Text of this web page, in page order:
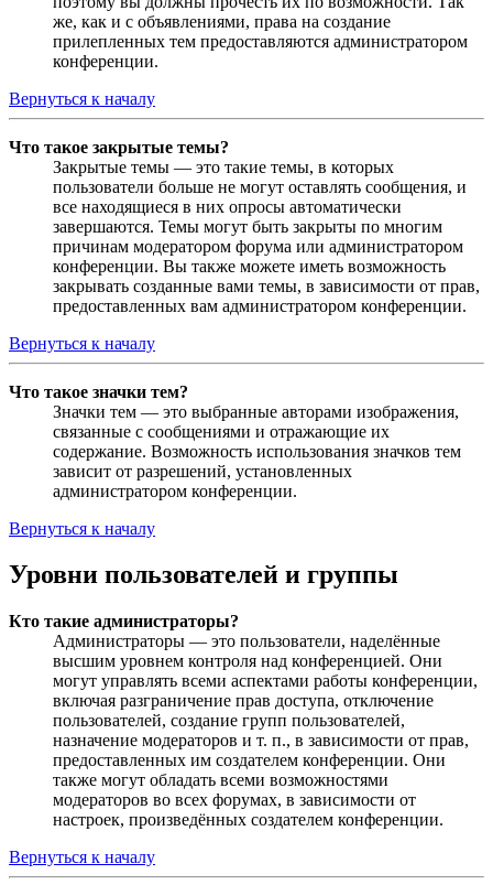
же, как и с объявлениями, права на создание
прилепленных тем предоставляются администратором
конференции.
Вернуться к началу
Что такое закрытые темы?
Закрытые темы — это такие темы, в которых
пользователи больше не могут оставлять сообщения, и
все находящиеся в них опросы автоматически
завершаются. Темы могут быть закрыты по многим
причинам модератором форума или администратором
конференции. Вы также можете иметь возможность
закрывать созданные вами темы, в зависимости от прав,
предоставленных вам администратором конференции.
Вернуться к началу
Что такое значки тем?
Значки тем — это выбранные авторами изображения,
связанные с сообщениями и отражающие их
содержание. Возможность использования значков тем
зависит от разрешений, установленных
администратором конференции.
Вернуться к началу
Уровни пользователей и группы
Кто такие администраторы?
Администраторы — это пользователи, наделённые
высшим уровнем контроля над конференцией. Они
могут управлять всеми аспектами работы конференции,
включая разграничение прав доступа, отключение
пользователей, создание групп пользователей,
назначение модераторов и т. п., в зависимости от прав,
предоставленных им создателем конференции. Они
также могут обладать всеми возможностями
модераторов во всех форумах, в зависимости от
настроек, произведённых создателем конференции.
Вернуться к началу